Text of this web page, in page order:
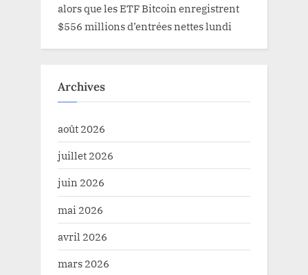
alors que les ETF Bitcoin enregistrent
$556 millions d’entrées nettes lundi
Archives
août 2026
juillet 2026
juin 2026
mai 2026
avril 2026
mars 2026